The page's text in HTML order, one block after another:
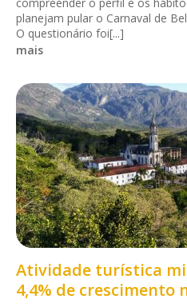
planejam pular o Carnaval de
O questionário foi[...]
mais
Atividade turística
4,4% de crescimento